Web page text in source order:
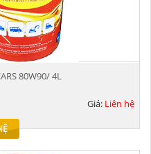
80W90/ 4L
Giá: Liên hệ